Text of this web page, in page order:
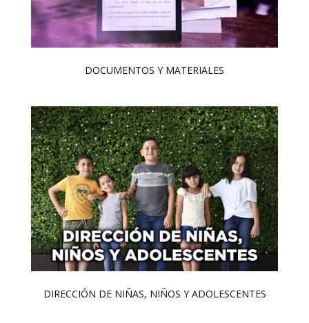
DOCUMENTOS Y MATERIALES
DIRECCIÓN DE NIÑAS, NIÑOS Y ADOLESCENTES